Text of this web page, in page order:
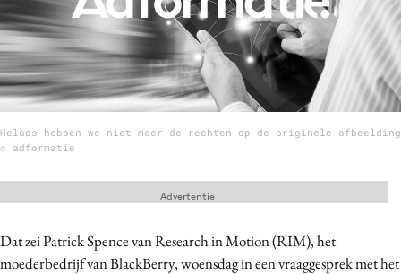
Home
9 sept: GenAI-training
12 nov: MarketingLive!
Adverteren
Events
Opleidingen
Topics
Helaas hebben we niet meer de rechten op de originele afbeelding
© adformatie
Dat zei Patrick Spence van Research in Motion (RIM), het
moederbedrijf van BlackBerry, woensdag in een vraaggesprek met het
Advertentie